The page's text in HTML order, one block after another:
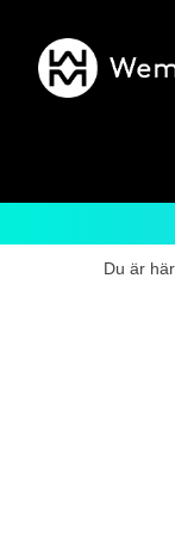
Du är här